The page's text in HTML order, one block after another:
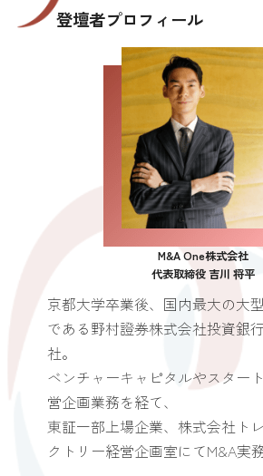
登壇者プロフィール
M&A One株式会社
代表取締役 吉川 将平
京都大学卒業後、国内最大の大
である野村證券株式会社投資銀
社。
ベンチャーキャピタルやスター
営企画業務を経て、
東証一部上場企業、株式会社ト
クトリー経営企画室にてM&A実